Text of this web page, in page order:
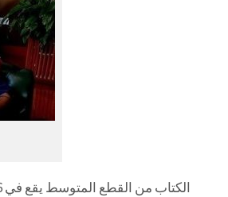
الكتاب من القطع المتوسط يقع في 296 صفحة من إصدارات منشورات الربيع، الصادر عام 2021م.